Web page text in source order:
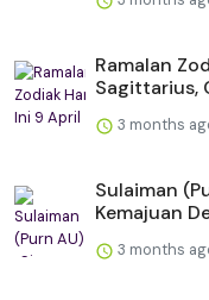
Ramalan
Sagittarius,
3 months
Sulaiman
Kemajuan
3 months